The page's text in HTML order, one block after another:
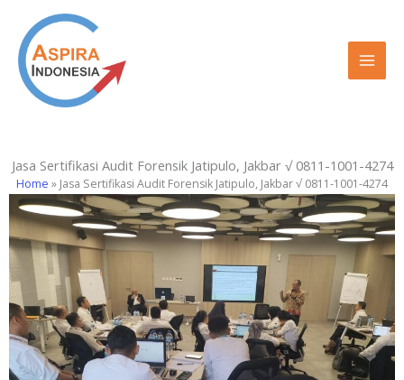
konten
Jasa Sertifikasi Audit Forensik Jatipulo, Jakbar √ 0811-1001-4274
Home » Jasa Sertifikasi Audit Forensik Jatipulo, Jakbar √ 0811-1001-4274